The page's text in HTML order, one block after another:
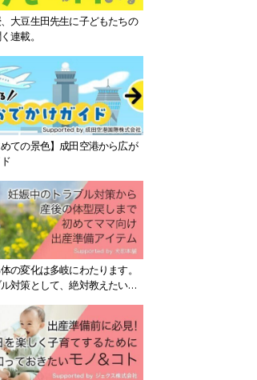
大豆生田先生に子どもたちの
連載。
めての景色】成田空港から広が
の変化は多岐にわたります。
対策として、絶対教えたい！